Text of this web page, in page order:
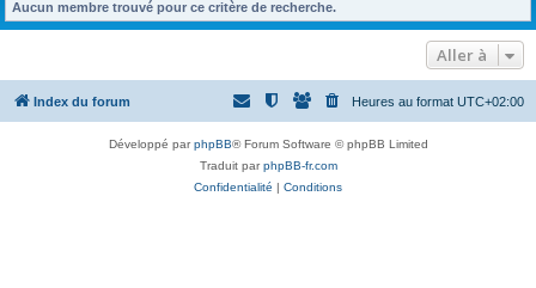
Aucun membre trouvé pour ce critère de recherche.
Aller à
Index du forum Heures au format UTC+02:00
Développé parphpBB® Forum Software © phpBB Limited
Traduit parphpBB-fr.com
Confidentialité | Conditions